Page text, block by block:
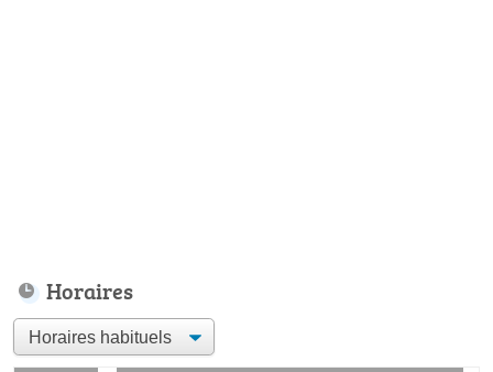
Horaires